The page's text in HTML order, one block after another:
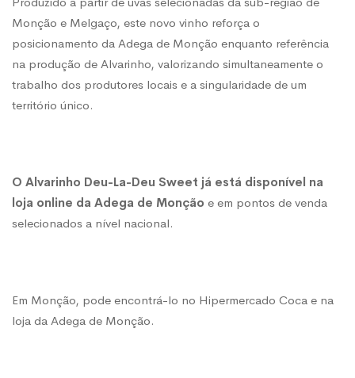
Monção e Melgaço, este novo vinho reforça o
posicionamento da Adega de Monção enquanto referência
na produção de Alvarinho, valorizando simultaneamente o
trabalho dos produtores locais e a singularidade de um
território único.
O Alvarinho Deu-La-Deu Sweet já está disponível na
loja online da Adega de Monção e em pontos de venda
selecionados a nível nacional.
Em Monção, pode encontrá-lo no Hipermercado Coca e na
loja da Adega de Monção.